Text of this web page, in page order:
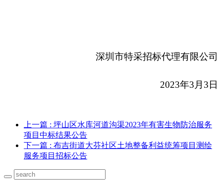
深圳市特采招标代理有限公司
2023年3月3日
上一篇 : 坪山区水库河道沟渠2023年有害生物防治服务
项目中标结果公告
下一篇 : 布吉街道大芬社区土地整备利益统筹项目测绘
服务项目招标公告